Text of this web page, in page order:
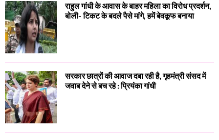
राहुल गांधी के आवास के बाहर महिला का विरोध प्रदर्शन,
बोली- टिकट के बदले पैसे मांगे, हमें बेवकूफ बनाया
सरकार छात्रों की आवाज दबा रही है, गृहमंत्री संसद में
जवाब देने से बच रहे : प्रियंका गांधी